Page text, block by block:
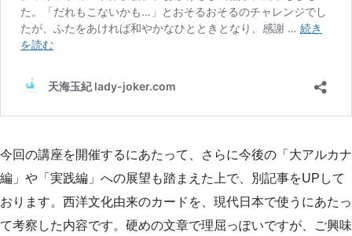
今回の講座を開催するにあたって、さらに今後の「大アルカナ
編」や「実践編」への展望も踏まえた上で、別記事をUPして
おります。西洋文化由来のカードを、現代日本で使うにあたっ
て考察した内容です。硬めの文章で理屈っぽいですが、ご興味